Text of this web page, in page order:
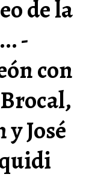
de la
-
con
José